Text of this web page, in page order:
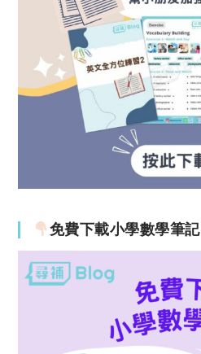
免費下載小學數學筆記